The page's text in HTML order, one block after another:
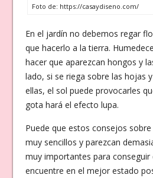
Foto de: https://casaydiseno.com/
En el jardín no debemos regar
que hacerlo a la tierra.
hacer que aparezcan hongos y
lado, si se riega sobre las hojas
ellas, el sol puede provocarles
gota hará el efecto lupa.
Puede que estos consejos
muy sencillos y parezcan
muy importantes para conseguir
encuentre en el mejor estado